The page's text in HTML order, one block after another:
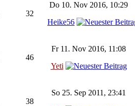
32
Do 10. Nov 2016, 10:29
Heike56
46
Fr 11. Nov 2016, 11:08
Yeti
38
So 25. Sep 2011, 23:41